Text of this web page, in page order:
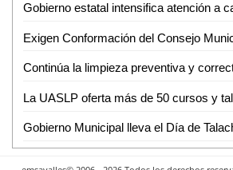
Gobierno estatal intensifica atención a